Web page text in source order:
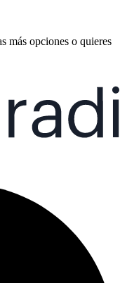
más opciones o quieres